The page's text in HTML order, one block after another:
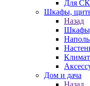
Для
Шкафы,
Назад
Дом и дача
Назад